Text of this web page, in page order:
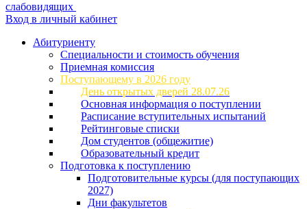
слабовидящих
Вход в личный кабинет
Абитуриенту
Специальности и стоимость обучения
Приемная комиссия
Поступающему в 2026 году
День открытых дверей 28.07.26
Основная информация о поступлении
Расписание вступительных испытаний
Рейтинговые списки
Дом студентов (общежитие)
Образовательный кредит
Подготовка к поступлению
Подготовительные курсы (для поступающих
2027)
Дни факультетов